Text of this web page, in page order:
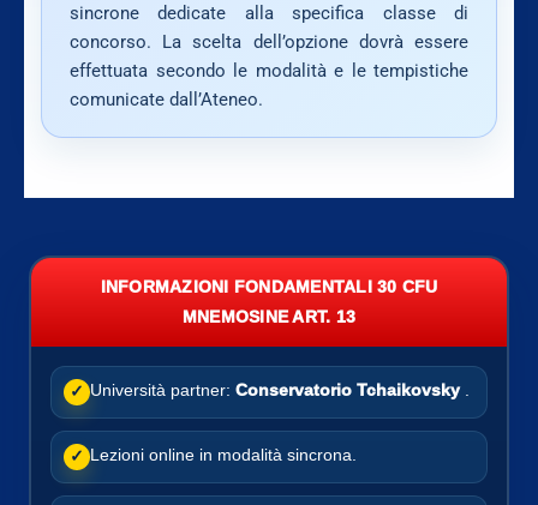
sincrone dedicate alla specifica classe di
concorso. La scelta dell’opzione dovrà essere
effettuata secondo le modalità e le tempistiche
comunicate dall’Ateneo.
INFORMAZIONI FONDAMENTALI 30 CFU
MNEMOSINE ART. 13
✓ Università partner: Conservatorio Tchaikovsky
✓ Lezioni online in modalità sincrona.